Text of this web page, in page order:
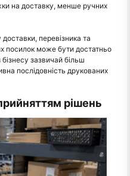
на доставку, менше ручних
перевізника та
посилок може бути достатньо
зазвичай більш
послідовність друкованих
рішень